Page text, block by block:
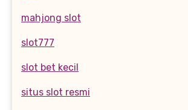
mahjong slot
slot777
slot bet kecil
situs slot resmi